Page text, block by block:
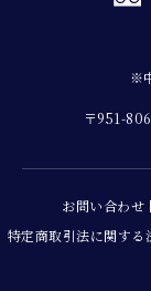
※
〒951-
お問い合わせ
特定商取引法に関する